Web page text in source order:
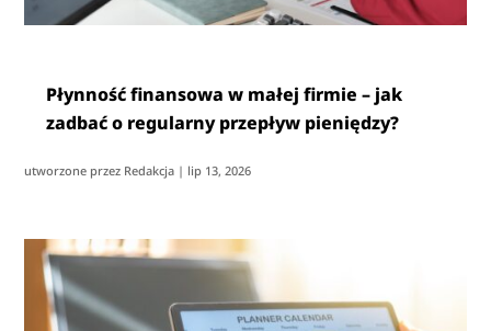
Płynność finansowa w małej firmie – jak
zadbać o regularny przepływ pieniędzy?
utworzone przez Redakcja | lip 13, 2026